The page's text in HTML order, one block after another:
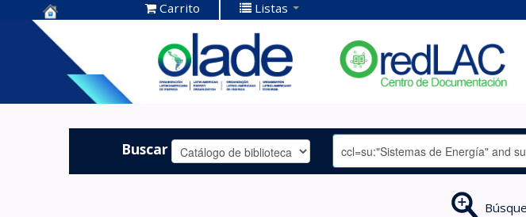
Centro de
Documentación
OLADE -
Carrito Listas
Buscar